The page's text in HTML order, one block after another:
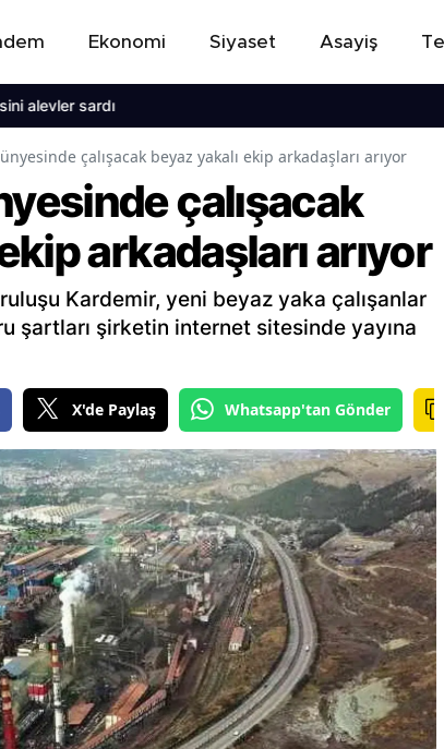
Ekonomi Siyaset Asayiş
sardı
çalışacak beyaz yakalı ekip arkadaşları arıyor
çalışacak
arkadaşları arıyor
Kardemir, yeni beyaz yaka çalışanlar
şartları şirketin internet sitesinde yayına
X'de Paylaş Whatsapp'tan Gönder